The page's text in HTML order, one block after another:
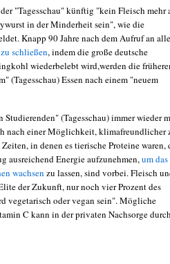
"Tagesschau" künftig "kein Fleisch mehr
in der Minderheit sein", wie die
Knapp 90 Jahre nach dem Aufruf an alle
schließen, indem die große deutsche
wiederbelebt wird,werden die
(Tagesschau) Essen nach einem "neuem
(Tagesschau) immer wieder
nach einer Möglichkeit, klimafreundlicher
in denen es tierische Proteine waren,
ausreichend Energie aufzunehmen,um das
wachsen zu lassen, sind vorbei. Fleisch
der Zukunft, nur noch vier Prozent des
vegetarisch oder vegan sein". Mögliche
C kann in der privaten Nachsorge durch